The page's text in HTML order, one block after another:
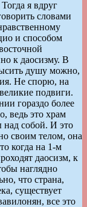
я вдруг
словами
и способом
к даосизму. В
душу можно,
Не спорю, на
подвиги.
гораздо более
ведь это храм
над собой. И это
своим телом, она
когда на 1-м
даосизм, к
наглядно
что страна,
существует
все это